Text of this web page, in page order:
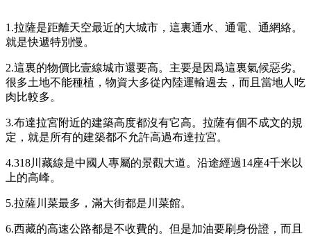
1.拉薩是距離天空最近的大城市，這裏通水、通電、通網絡。
就是快遞特別慢。
2.這裏的物價比壹線城市還要高。主要是因爲這裏氣候惡劣。
很多土地不能種植，物資大多從內陸運輸過去，而且當地人吃
肉比較多。
3.布達拉宮附近的建築高度都沒有它高。拉薩有個不成文的規
定，就是所有的建築都不允許高過布達拉宮。
4.318川藏線是中國人專屬的景觀大道。沿途經過14座4千米以
上的高峰。
5.拉薩川菜最多，滿大街都是川菜館。
6.西藏的高速公路都是不收費的。但是加油要刷身份證，而且